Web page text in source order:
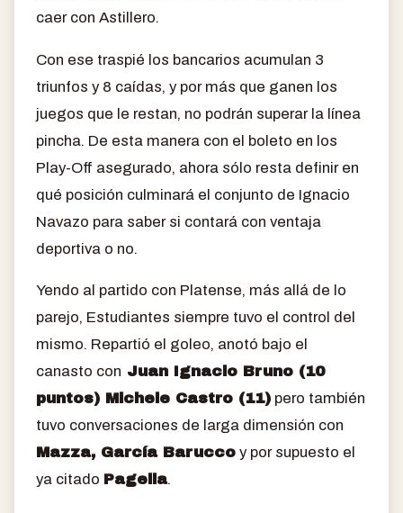
caer con Astillero.
Con ese traspié los bancarios acumulan 3
triunfos y 8 caídas, y por más que ganen los
juegos que le restan, no podrán superar la línea
pincha. De esta manera con el boleto en los
Play-Off asegurado, ahora sólo resta definir en
qué posición culminará el conjunto de Ignacio
Navazo para saber si contará con ventaja
deportiva o no.
Yendo al partido con Platense, más allá de lo
parejo, Estudiantes siempre tuvo el control del
mismo. Repartió el goleo, anotó bajo el
canasto con Juan Ignacio Bruno (10
puntos) Michele Castro (11) pero también
tuvo conversaciones de larga dimensión con
Mazza, García Barucco y por supuesto el
ya citado Pagella.